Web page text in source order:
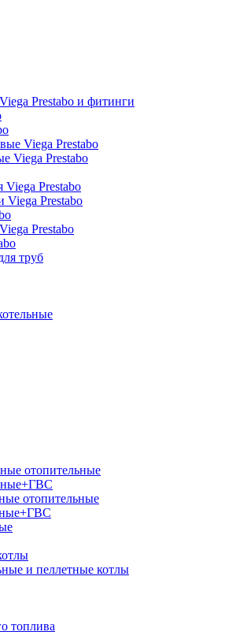
Prestabo и фитинги
Viega Prestabo
Viega Prestabo
Viega Prestabo
Viega Prestabo
Prestabo
труб
отопительные
отопительные
и пеллетные котлы
топлива